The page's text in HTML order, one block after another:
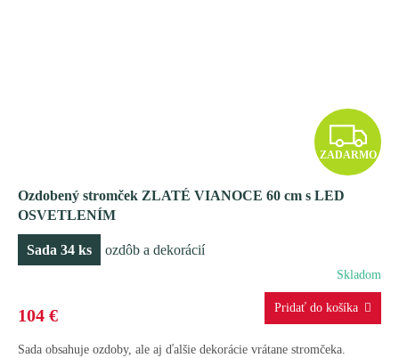
Z
A
R
M
ZADARMO
Ozdobený stromček ZLATÉ VIANOCE 60 cm s LED
OSVETLENÍM
Sada 34 ks ozdôb a dekorácií
Skladom
104 €
Sada obsahuje ozdoby, ale aj ďalšie dekorácie vrátane stromčeka.